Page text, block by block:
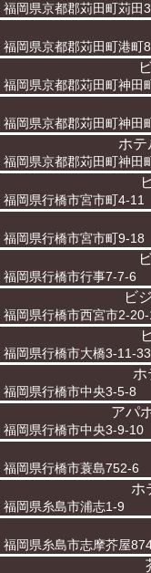
福岡県京都郡苅田町苅田
福岡県京都郡苅田町港町
福岡県京都郡苅田町神田
福岡県京都郡苅田町神田
ホ
福岡県京都郡苅田町神田
福岡県行橋市宮市町4-11
福岡県行橋市宮市町9-18
福岡県行橋市行事7-7-6
ビ
福岡県行橋市西宮市2-
福岡県行橋市大橋3-11-33
ホ
福岡県行橋市中央3-5-8
アパ
福岡県行橋市中央3-9-10
福岡県行橋市蓑島752-6
ホ
福岡県糸島市浦志1-9
福岡県糸島市志摩芥屋